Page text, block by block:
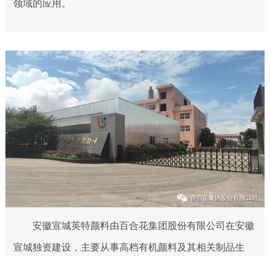
领域的应用。
安徽宣城英特颜料由百合花集团股份有限公司在安徽
宣城独资建设，主要从事高档有机颜料及其相关制品生